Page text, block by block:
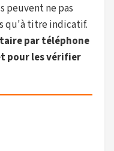
peuvent ne pas
qu'à titre indicatif.
par téléphone
pour les vérifier